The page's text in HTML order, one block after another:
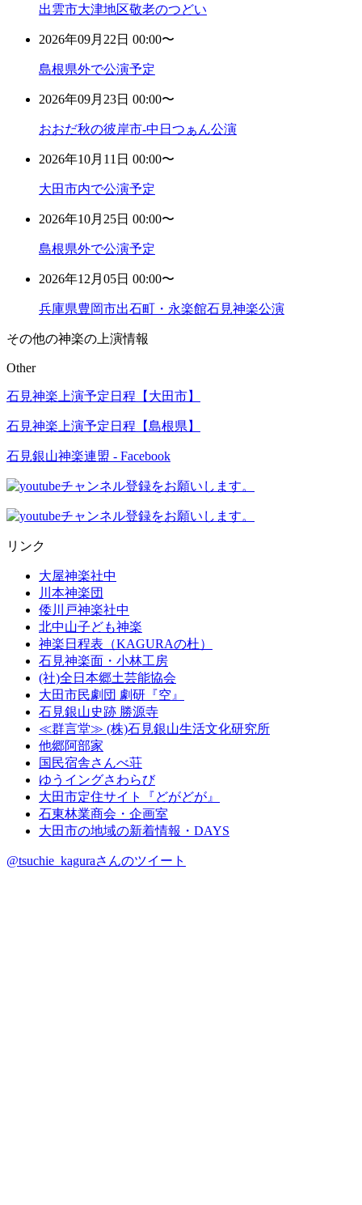
出雲市大津地区敬老のつどい
2026年09月22日 00:00〜
島根県外で公演予定
2026年09月23日 00:00〜
おおだ秋の彼岸市-中日つぁん公演
2026年10月11日 00:00〜
大田市内で公演予定
2026年10月25日 00:00〜
島根県外で公演予定
2026年12月05日 00:00〜
兵庫県豊岡市出石町・永楽館石見神楽公演
その他の神楽の上演情報
Other
石見神楽上演予定日程【大田市】
石見神楽上演予定日程【島根県】
石見銀山神楽連盟 - Facebook
リンク
大屋神楽社中
川本神楽団
倭川戸神楽社中
北中山子ども神楽
神楽日程表（KAGURAの杜）
石見神楽面・小林工房
(社)全日本郷土芸能協会
大田市民劇団 劇研『空』
石見銀山史跡 勝源寺
≪群言堂≫ (株)石見銀山生活文化研究所
他郷阿部家
国民宿舎さんべ荘
ゆうイングさわらび
大田市定住サイト『どがどが』
石東林業商会・企画室
大田市の地域の新着情報・DAYS
@tsuchie_kaguraさんのツイート